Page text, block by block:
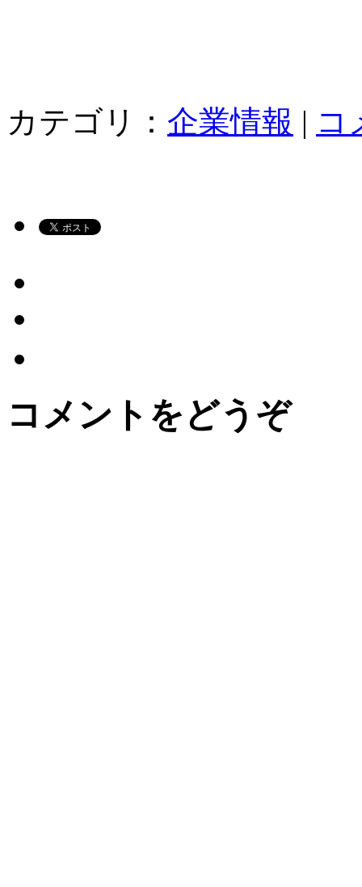
カテゴリ： 企業情報 | コ
コメントをどうぞ